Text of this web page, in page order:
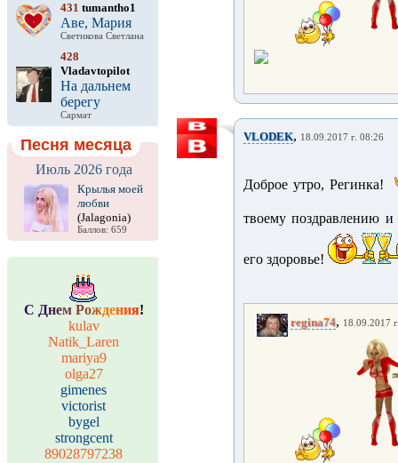
431 tumantho1
Аве, Мария
Светикова Светлана
428
Vladavtopilot
На дальнем
берегу
Сармат
Песня месяца
Июль 2026 года
Крылья моей
любви
(Jalagonia)
Баллов: 659
С Днем Рождения!
kulav
Natik_Laren
mariya9
olga27
gimenes
victorist
bygel
strongcent
89028797238
VLODEK, 18.09.2017 г. 08:26
Доброе утро, Регинка!
твоему поздравлению
его здоровье!
regina74, 18.09.2017